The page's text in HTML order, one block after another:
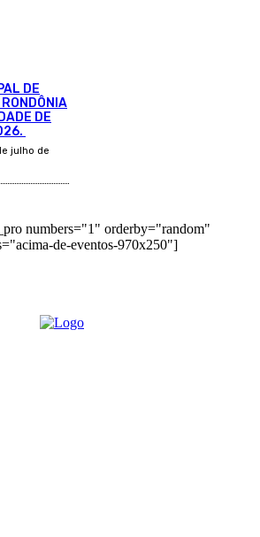
DE
DE
julho de
numbers="1" orderby="random"
de-eventos-970x250"]